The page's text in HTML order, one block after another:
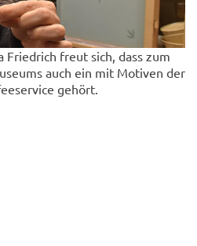
freut sich, dass zum
auch ein mit Motiven der
gehört.